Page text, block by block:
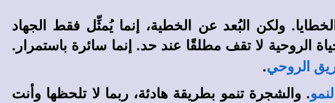
ولكن البُعد عن الخطية، إنما يُمثِّل فقط الجهاد
الروحية لا تقف مطلقًا عند حد. إنما سائرة باستمرار.
الروحي.
النمو. والشجرة تنمو بطريقة هادئة، ربما لا تلحظها وأنت